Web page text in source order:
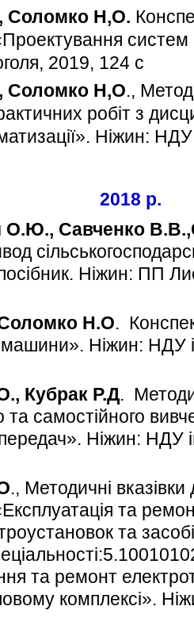
Соломко Н,О.
систем
2019, 124 с
Соломко Н,О.,
робіт з
Ніжин:
2018 р.
О.Ю., Савченко
Ніжин: ПП
Н.О.
машини». Ніжин: НДУ
Кубрак Р.Д.
та самостійного
Ніжин:
., Методичні
та
та
та ремонт
комплексі».